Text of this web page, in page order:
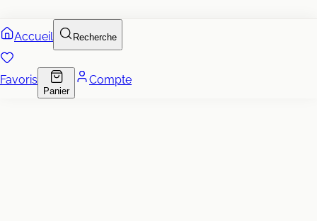
Accueil Recherche
Favoris
Panier
Compte